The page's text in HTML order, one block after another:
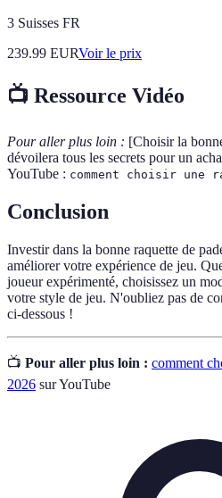
3 Suisses FR
239.99 EURVoir le prix
📺 Ressource Vidéo
Pour aller plus loin : [Choisir la
dévoilera tous les secrets pour un
YouTube : comment choisir une
Conclusion
Investir dans la bonne raquette de
améliorer votre expérience de jeu.
joueur expérimenté, choisissez un
votre style de jeu. N'oubliez pas de
ci-dessous !
📺 Pour aller plus loin : comment
2026 sur YouTube